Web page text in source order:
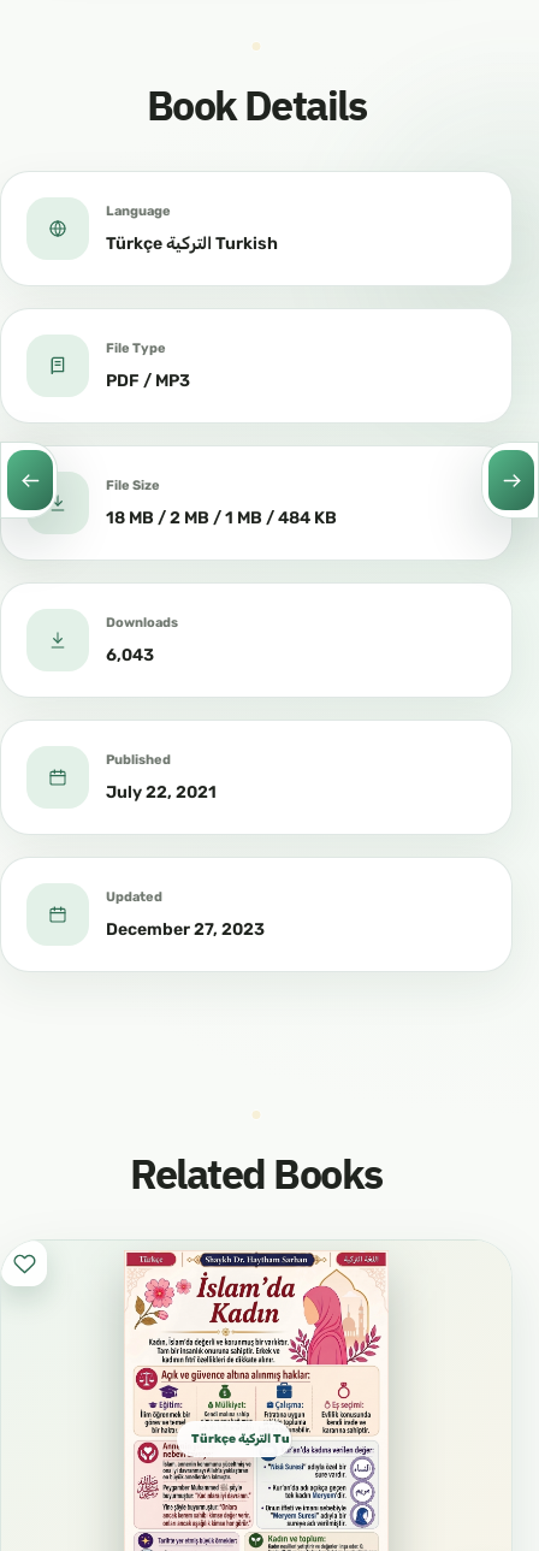
Book Details
Language
Türkçe التركية Turkish
File Type
PDF / MP3
File Size
18 MB / 2 MB / 1 MB / 484 KB
Downloads
6,043
Published
July 22, 2021
Updated
December 27, 2023
Related Books
Türkçe التركية Turkish